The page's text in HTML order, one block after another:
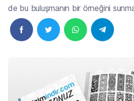
de bu buluşmanın bir örneğini